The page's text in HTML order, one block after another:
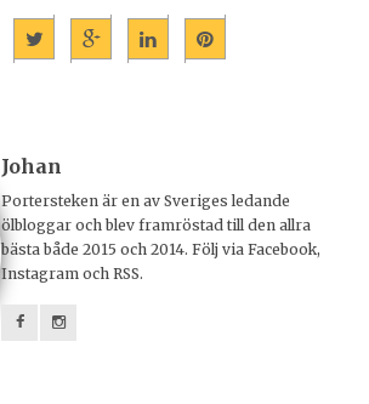
Johan
Portersteken är en av Sveriges ledande
ölbloggar och blev framröstad till den allra
bästa både 2015 och 2014. Följ via Facebook,
Instagram och RSS.